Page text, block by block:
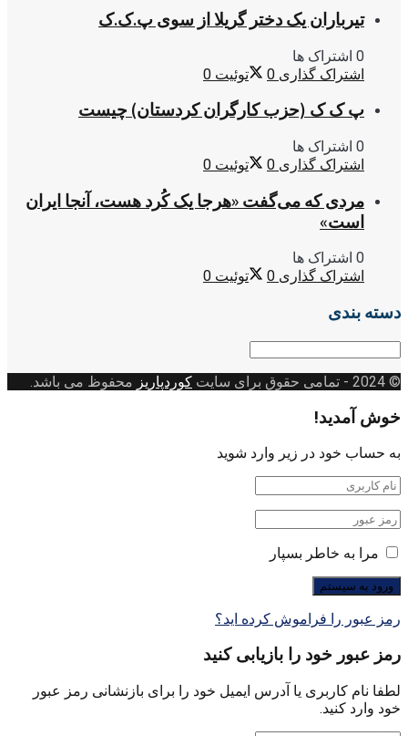
تیرباران یک دختر گریلا از سوی پ.ک.ک
0 اشتراک ها
اشتراک گذاری 0 توئیت 0
پ ک ک (حزب کارگران کردستان) چیست
0 اشتراک ها
اشتراک گذاری 0 توئیت 0
مردی که می‌گفت «هرجا یک کُرد هست، آنجا ایران
است»
0 اشتراک ها
اشتراک گذاری 0 توئیت 0
دسته بندی
دسته
© 2024
- تمامی حقوق برای سایت کوردپاریز محفوظ می باشد.
خوش آمدید!
به حساب خود در زیر وارد شوید
مرا به خاطر بسپار
رمز عبور را فراموش کرده اید؟
رمز عبور خود را بازیابی کنید
لطفا نام کاربری یا آدرس ایمیل خود را برای بازنشانی رمز عبور
خود وارد کنید.